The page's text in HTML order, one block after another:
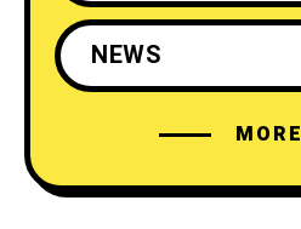
NEWS
MORE